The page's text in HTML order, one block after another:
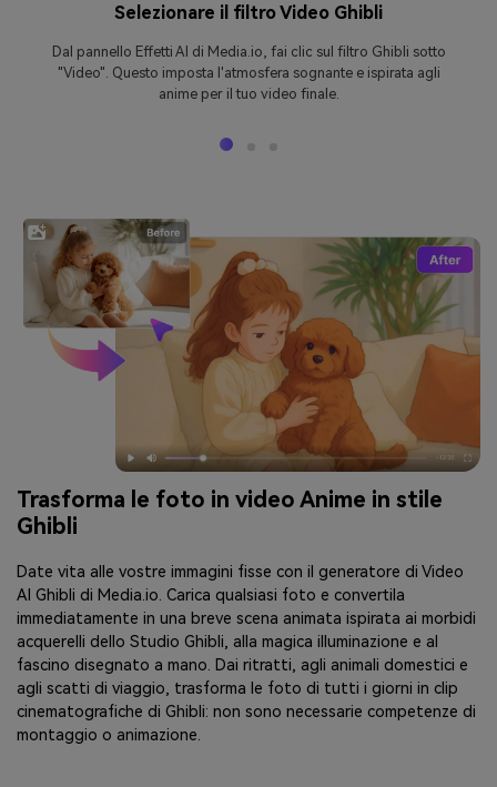
Selezionare il filtro Video Ghibli
Dal pannello Effetti AI di Media.io, fai clic sul filtro Ghibli sotto
"Video". Questo imposta l'atmosfera sognante e ispirata agli
anime per il tuo video finale.
Trasforma le foto in video Anime in stile
Ghibli
Date vita alle vostre immagini fisse con il generatore di Video
AI Ghibli di Media.io. Carica qualsiasi foto e convertila
immediatamente in una breve scena animata ispirata ai morbidi
acquerelli dello Studio Ghibli, alla magica illuminazione e al
fascino disegnato a mano. Dai ritratti, agli animali domestici e
agli scatti di viaggio, trasforma le foto di tutti i giorni in clip
cinematografiche di Ghibli: non sono necessarie competenze di
montaggio o animazione.